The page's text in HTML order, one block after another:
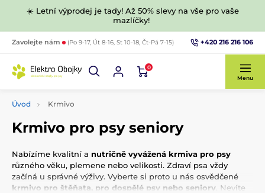
☀️ Letní výprodej je tady! Až 50% slevy na vše pro vaše
mazlíčky!
Zavolejte nám (Po 9-17, Út 8-16, St 10-18, Čt-Pá 7-15) +420 216 216 106
0
Menu
Úvod Krmivo
Krmivo pro psy seniory
Nabízíme kvalitní a nutričně vyvážená krmiva pro psy
různého věku, plemene nebo velikosti. Zdraví psa vždy
začíná u správné výživy. Vyberte si proto u nás osvědčené
krmivo pro štěňata, pro dospělé psy nebo seniory . Nevíte